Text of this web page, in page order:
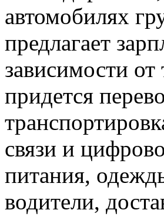
автомобилях
предлагает
зависимости
придется
связи и
питания,
водители,